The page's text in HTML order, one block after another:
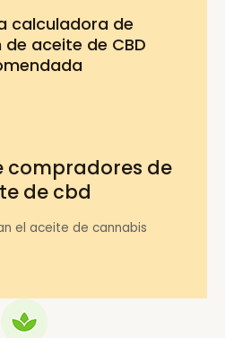
calculadora de
aceite de CBD
compradores de
de cbd
el aceite de cannabis